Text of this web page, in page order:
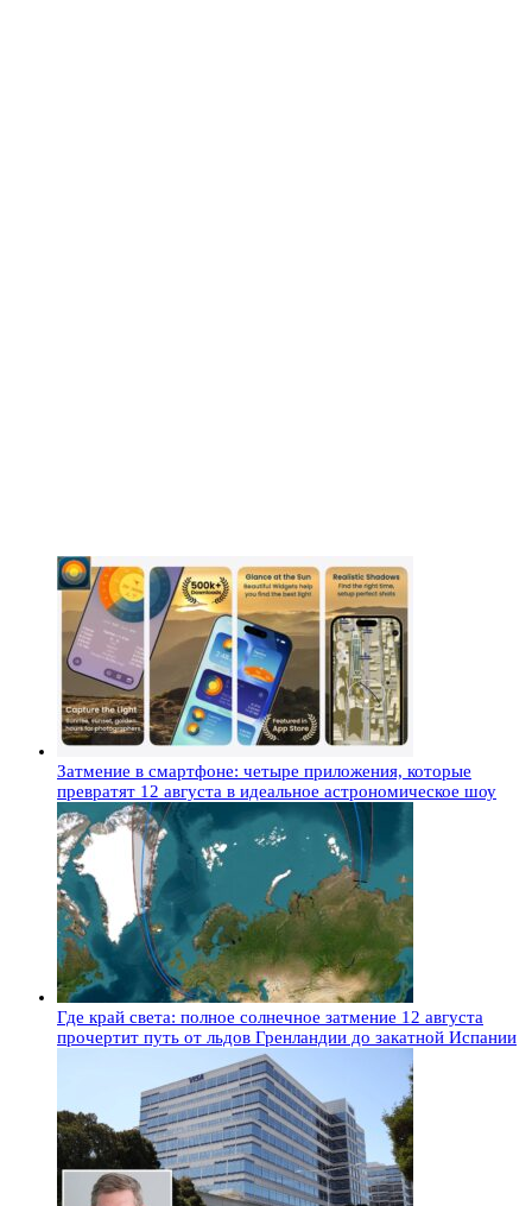
Затмение в смартфоне: четыре приложения, которые
превратят 12 августа в идеальное астрономическое шоу
Где край света: полное солнечное затмение 12 августа
прочертит путь от льдов Гренландии до закатной Испании